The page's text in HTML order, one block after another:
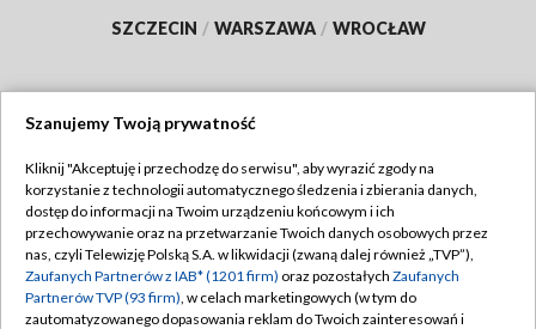
SZCZECIN / WARSZAWA / WROCŁAW
TVP
Abonament TVP
Emisja w TVP
Centrum informacji TVP
Regulamin TVP
Polityka prywatności
Moje zgody
Szanujemy Twoją prywatność
Kliknij "Akceptuję i przechodzę do serwisu", aby wyrazić zgody na
korzystanie z technologii automatycznego śledzenia i zbierania danych,
dostęp do informacji na Twoim urządzeniu końcowym i ich
przechowywanie oraz na przetwarzanie Twoich danych osobowych przez
nas, czyli Telewizję Polską S.A. w likwidacji (zwaną dalej również „TVP”),
Zaufanych Partnerów z IAB* (1201 firm) oraz pozostałych Zaufanych
Partnerów TVP (93 firm), w celach marketingowych (w tym do
zautomatyzowanego dopasowania reklam do Twoich zainteresowań i